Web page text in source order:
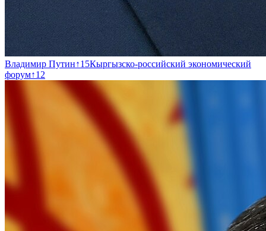
Владимир Путин↑15Кыргызско-российский экономический
форум↑12